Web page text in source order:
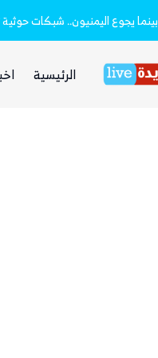
بينما يجوع اليمنيون.. شبكات
الرئيسية